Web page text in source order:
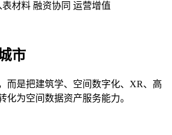
表材料 融资协同 运营增值
市
而是把建筑学、空间数字化、XR、高
化为空间数据资产服务能力。